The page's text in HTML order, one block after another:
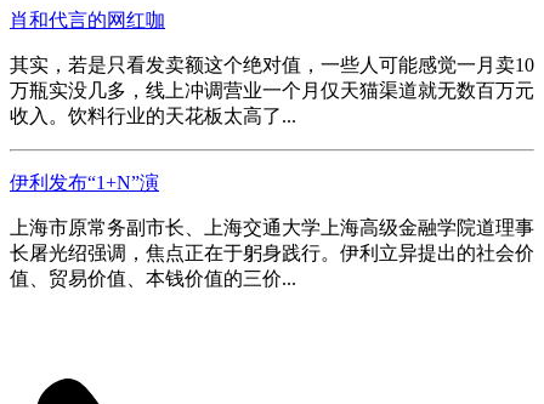
肖和代言的网红咖
其实，若是只看发卖额这个绝对值，一些人可能感觉一月卖10
万瓶实没几多，线上冲调营业一个月仅天猫渠道就无数百万元
收入。饮料行业的天花板太高了...
伊利发布“1+N”演
上海市原常务副市长、上海交通大学上海高级金融学院道理事
长屠光绍强调，焦点正在于躬身践行。伊利立异提出的社会价
值、贸易价值、本钱价值的三价...